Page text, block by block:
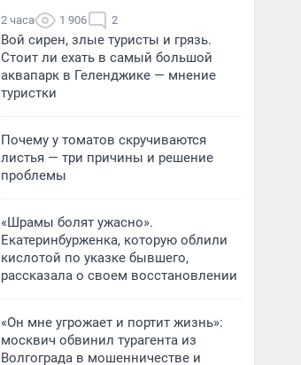
2 часа 1 906 2
Вой сирен, злые туристы и грязь.
Стоит ли ехать в самый большой
аквапарк в Геленджике — мнение
туристки
Почему у томатов скручиваются
листья — три причины и решение
проблемы
«Шрамы болят ужасно».
Екатеринбурженка, которую облили
кислотой по указке бывшего,
рассказала о своем восстановлении
«Он мне угрожает и портит жизнь»:
москвич обвинил турагента из
Волгограда в мошенничестве и